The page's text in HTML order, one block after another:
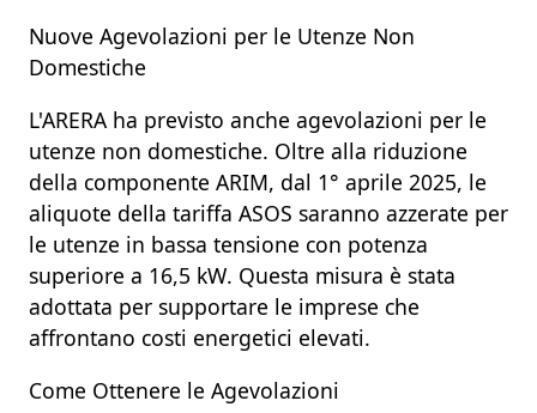
Nuove Agevolazioni per le Utenze Non
Domestiche
L'ARERA ha previsto anche agevolazioni per le
utenze non domestiche. Oltre alla riduzione
della componente ARIM, dal 1° aprile 2025, le
aliquote della tariffa ASOS saranno azzerate per
le utenze in bassa tensione con potenza
superiore a 16,5 kW. Questa misura è stata
adottata per supportare le imprese che
affrontano costi energetici elevati.​​
Come Ottenere le Agevolazioni